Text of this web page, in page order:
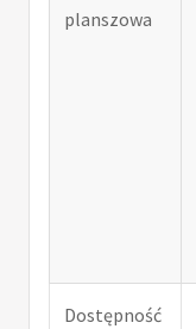
planszowa
Dostępność